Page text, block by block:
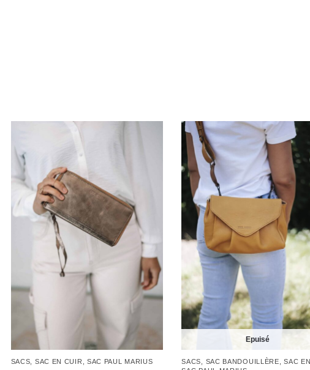
SACS SAC EN CUIR SAC PAUL MARIUS
Epuisé
SACS SAC BANDOUILLÈRE ,SAC